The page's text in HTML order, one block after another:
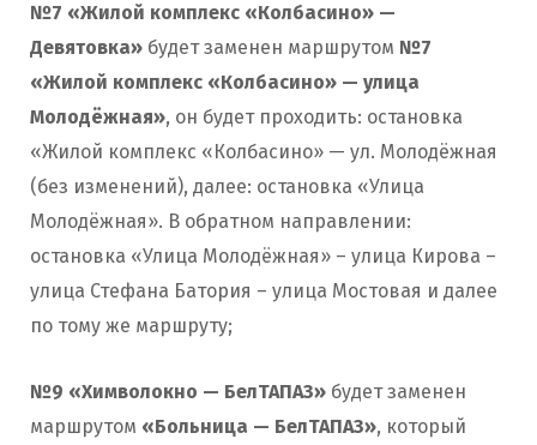
№7 «Жилой комплекс «Колбасино» —
Девятовка» будет заменен маршрутом №7
«Жилой комплекс «Колбасино» — улица
Молодёжная», он будет проходить: остановка
«Жилой комплекс «Колбасино» — ул. Молодёжная
(без изменений), далее: остановка «Улица
Молодёжная». В обратном направлении:
остановка «Улица Молодёжная» – улица Кирова –
улица Стефана Батория – улица Мостовая и далее
по тому же маршруту;
№9 «Химволокно — БелТАПАЗ» будет заменен
маршрутом «Больница — БелТАПАЗ», который